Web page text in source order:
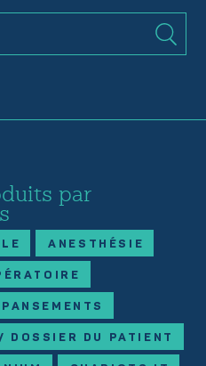
par
ANESTHÉSIE
DU PATIENT